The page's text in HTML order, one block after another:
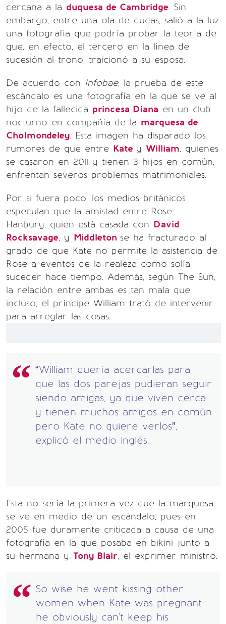
cercana a la duquesa de Cambridge. Sin
embargo, entre una ola de dudas, salió a la luz
una fotografía que podría probar la teoría de
que, en efecto, el tercero en la línea de
sucesión al trono, traicionó a su esposa.
De acuerdo con Infobae, la prueba de este
escándalo es una fotografía en la que se ve al
hijo de la fallecida princesa Diana en un club
nocturno en compañía de la marquesa de
Cholmondeley. Esta imagen ha disparado los
rumores de que entre Kate y William, quienes
se casaron en 2011 y tienen 3 hijos en común,
enfrentan severos problemas matrimoniales.
Por si fuera poco, los medios británicos
especulan que la amistad entre Rose
Hanbury, quien está casada con David
Rocksavage, y Middleton se ha fracturado al
grado de que Kate no permite la asistencia de
Rose a eventos de la realeza como solía
suceder hace tiempo. Además, según The Sun,
la relación entre ambas es tan mala que,
incluso, el príncipe William trató de intervenir
para arreglar las cosas.
“William quería acercarlas para
que las dos parejas pudieran seguir
siendo amigas, ya que viven cerca
y tienen muchos amigos en común
pero Kate no quiere verlos”,
explicó el medio inglés.
Esta no sería la primera vez que la marquesa
se ve en medio de un escándalo, pues en
2005 fue duramente criticada a causa de una
fotografía en la que posaba en bikini junto a
su hermana y Tony Blair, el exprimer ministro.
So wise he went kissing other
women when Kate was pregnant
he obviously can't keep his